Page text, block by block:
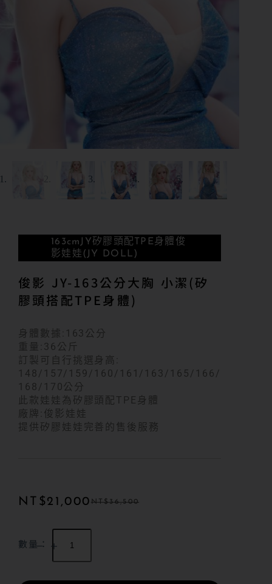
163cm JY矽膠頭配TPE身體 俊
影娃娃(JY DOLL)
俊影 JY-163公分大胸 小潔(矽
膠頭搭配TPE身體)
身體數據:163公分
重量:36公斤
訂製可自行挑選身高:
148/157/159/160/161/163/165/166/
168/170公分
此款娃娃為矽膠頭配TPE身體
廠牌:俊影娃娃
提供矽膠娃娃完善的售後服務
NT$36,500
NT$ 21,000
數量：